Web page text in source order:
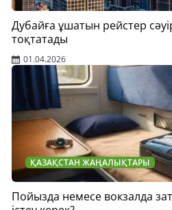
Дубайға ұшатын рейстер
тоқтатады
01.04.2026
ҚАЗАҚСТАН ЖАҢАЛЫҚТАРЫ
Пойызда немесе вокзалда